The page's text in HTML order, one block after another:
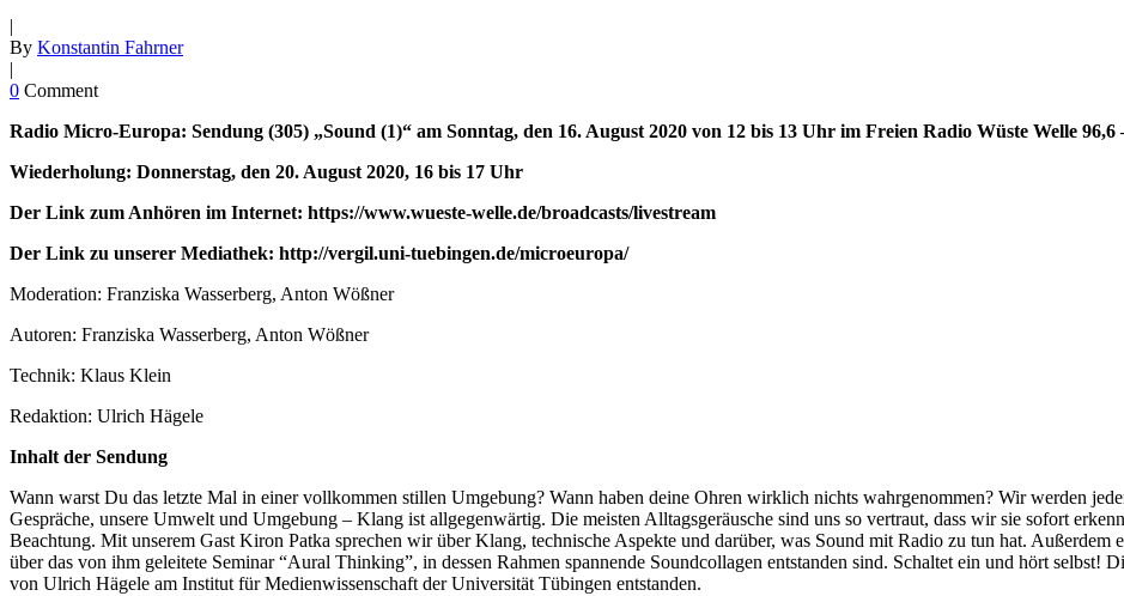
|
By Konstantin Fahrner
|
0 Comment
Radio Micro-Europa: Sendung (305) „Sound (1)“ am Sonntag, den 16. August 2020 von 12 bis 13 Uhr im Freien Radio Wüste Welle
Wiederholung: Donnerstag, den 20. August 2020, 16 bis 17 Uhr
Der Link zum Anhören im Internet: https://www.wueste-welle.de/broadcasts/livestream
Der Link zu unserer Mediathek: http://vergil.uni-tuebingen.de/microeuropa/
Moderation: Franziska Wasserberg, Anton Wößner
Autoren: Franziska Wasserberg, Anton Wößner
Technik: Klaus Klein
Redaktion: Ulrich Hägele
Inhalt der Sendung
Wann warst Du das letzte Mal in einer vollkommen stillen Umgebung? Wann haben deine Ohren wirklich nichts wahrgenommen? Wir werden
Gespräche, unsere Umwelt und Umgebung – Klang ist allgegenwärtig. Die meisten Alltagsgeräusche sind uns so vertraut, dass wir sie sofort
Beachtung. Mit unserem Gast Kiron Patka sprechen wir über Klang, technische Aspekte und darüber, was Sound mit Radio zu tun hat.
über das von ihm geleitete Seminar “Aural Thinking”, in dessen Rahmen spannende Soundcollagen entstanden sind. Schaltet ein und hört selbst!
von Ulrich Hägele am Institut für Medienwissenschaft der Universität Tübingen entstanden.